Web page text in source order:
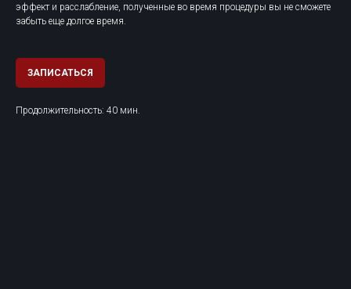
эффект и расслабление, полученные во время процедуры вы не сможете
забыть еще долгое время.
ЗАПИСАТЬСЯ
Продолжительность: 40 мин.